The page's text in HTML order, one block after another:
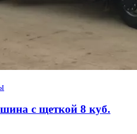
с щеткой 8 куб.